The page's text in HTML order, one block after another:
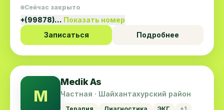
Сейчас закрыто
+(99878)… Показать номер
Записаться
Подробнее
M
Medik As
Частная · Шайхантахурский район
Терапия Диагностика ЭКГ +1